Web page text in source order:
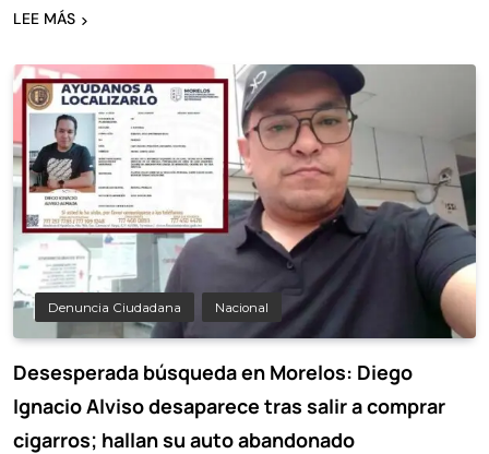
LEE MÁS
Denuncia Ciudadana Nacional
Desesperada búsqueda en Morelos: Diego
Ignacio Alviso desaparece tras salir a comprar
cigarros; hallan su auto abandonado